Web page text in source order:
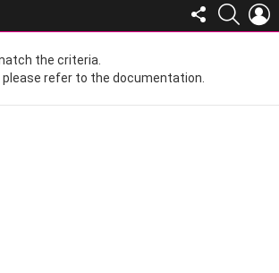
FOLLOW
US
the criteria.
refer to the documentation.